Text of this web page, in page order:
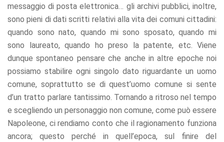
messaggio di posta elettronica… gli archivi pubblici, inoltre,
sono pieni di dati scritti relativi alla vita dei comuni cittadini:
quando sono nato, quando mi sono sposato, quando mi
sono laureato, quando ho preso la patente, etc. Viene
dunque spontaneo pensare che anche in altre epoche noi
possiamo stabilire ogni singolo dato riguardante un uomo
comune, soprattutto se di quest’uomo comune si sente
d’un tratto parlare tantissimo. Tornando a ritroso nel tempo
e scegliendo un personaggio non comune, come può essere
Napoleone, ci rendiamo conto che il ragionamento funziona
ancora; questo perché in quell’epoca, sul finire del